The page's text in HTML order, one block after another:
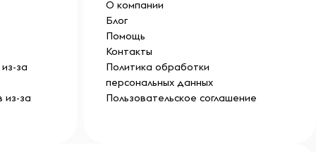
за
из-за
О компании
Блог
Помощь
Контакты
Политика обработки
персональных данных
Пользовательское соглашение